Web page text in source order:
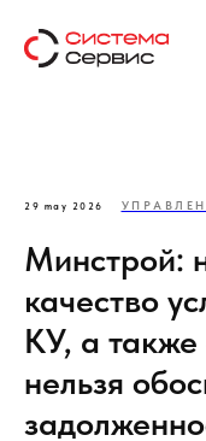
29 may 2026
Минстрой:
качество
КУ, а также
нельзя